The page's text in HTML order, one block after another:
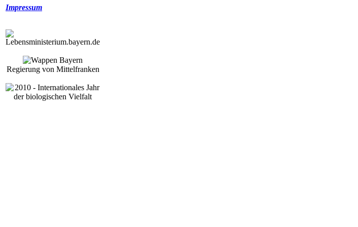
Impressum
Regierung von Mittelfranken